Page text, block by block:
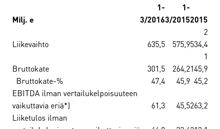
Milj. e
1-
3/2016
1-
3/20152015
Liikevaihto
635,5 575,9
2
534,4
Bruttokate
301,5 264,2
1
145,9
Bruttokate-%
47,4 45,9 45,2
EBITDA ilman vertailukelpoisuuteen
vaikuttavia eriä*)
61,3 45,5263,2
Liiketulos ilman